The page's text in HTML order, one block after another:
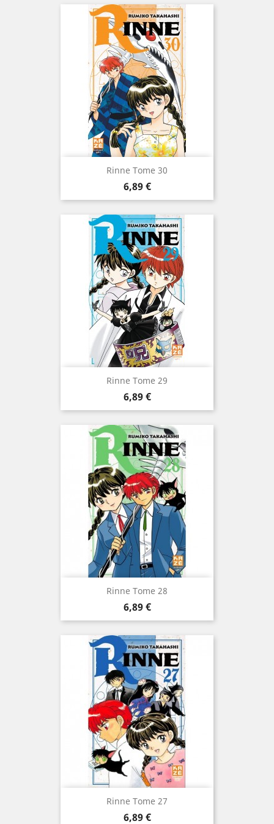
Rinne Tome 30
Prix
6,89 €
Rinne Tome 29
Prix
6,89 €
Rinne Tome 28
Prix
6,89 €
Rinne Tome 27
Prix
6,89 €